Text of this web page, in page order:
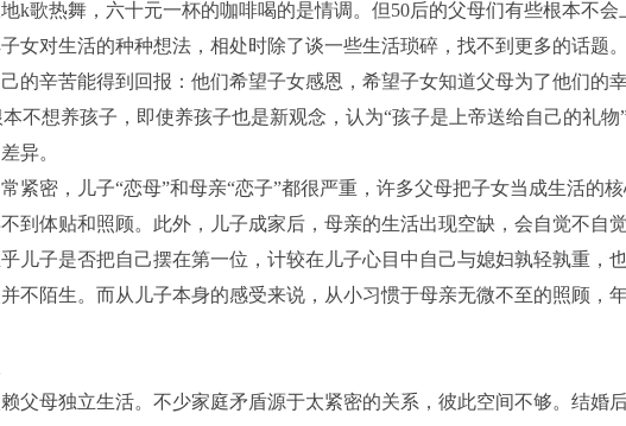
热舞，六十元一杯的咖啡喝的是情调。但50后的父母们有些根本不会
女对生活的种种想法，相处时除了谈一些生活琐碎，找不到更多的话题。
辛苦能得到回报：他们希望子女感恩，希望子女知道父母为了他们的
不想养孩子，即使养孩子也是新观念，认为“孩子是上帝送给自己的礼物”
异。
密，儿子“恋母”和母亲“恋子”都很严重，许多父母把子女当成生活的核
到体贴和照顾。此外，儿子成家后，母亲的生活出现空缺，会自觉不自
儿子是否把自己摆在第一位，计较在儿子心目中自己与媳妇孰轻孰重，
不陌生。而从儿子本身的感受来说，从小习惯于母亲无微不至的照顾，
母独立生活。不少家庭矛盾源于太紧密的关系，彼此空间不够。结婚